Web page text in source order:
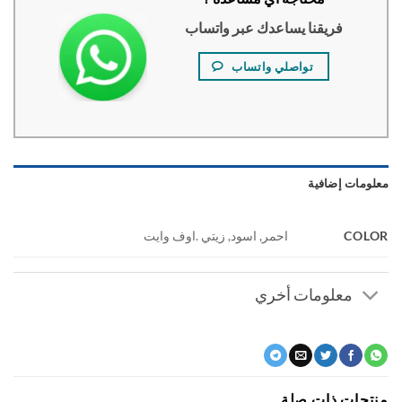
فريقنا يساعدك عبر واتساب
تواصلي واتساب
إضافية
احمر, اسود, زيتي .اوف وايت
معلومات أخري